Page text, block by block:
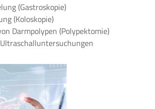
(Gastroskopie)
(Koloskopie)
Darmpolypen (Polypektomie)